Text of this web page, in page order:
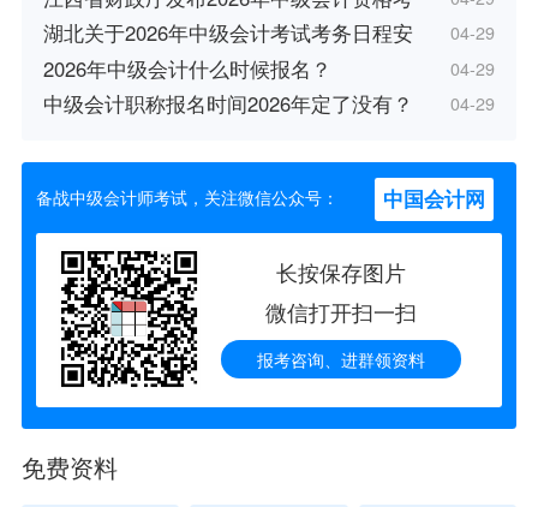
湖北关于2026年中级会计考试考务日程安 04-29
2026年中级会计什么时候报名？ 04-29
中级会计职称报名时间2026年定了没有？ 04-29
备战中级会计师考试，关注微信公众号： 中国会计网
长按保存图片
微信打开扫一扫
报考咨询、进群领资料
免费资料